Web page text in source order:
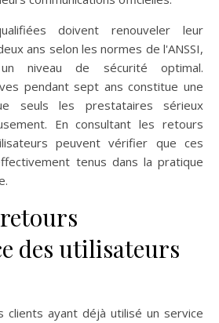
doivent renouveler leur
ans selon les normes de l'ANSSI,
niveau de sécurité optimal.
pendant sept ans constitue une
seuls les prestataires sérieux
En consultant les retours
peuvent vérifier que ces
tenus dans la pratique
des utilisateurs
clients ayant déjà utilisé un service